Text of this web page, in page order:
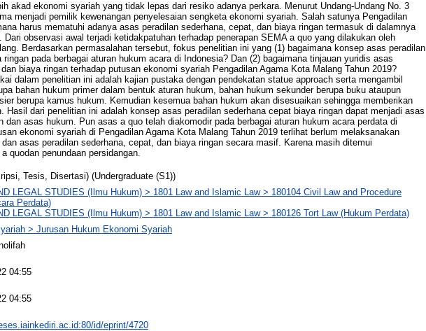
akad ekonomi syariah yang tidak lepas dari resiko adanya perkara. Menurut Undang-Undang No. 3
menjadi pemilik kewenangan penyelesaian sengketa ekonomi syariah. Salah satunya Pengadilan
harus mematuhi adanya asas peradilan sederhana, cepat, dan biaya ringan termasuk di dalamnya
Dari observasi awal terjadi ketidakpatuhan terhadap penerapan SEMA a quo yang dilakukan oleh
Berdasarkan permasalahan tersebut, fokus penelitian ini yang (1) bagaimana konsep asas peradilan
pada berbagai aturan hukum acara di Indonesia? Dan (2) bagaimana tinjauan yuridis asas
biaya ringan terhadap putusan ekonomi syariah Pengadilan Agama Kota Malang Tahun 2019?
dalam penelitian ini adalah kajian pustaka dengan pendekatan statue approach serta mengambil
bahan hukum primer dalam bentuk aturan hukum, bahan hukum sekunder berupa buku ataupun
berupa kamus hukum. Kemudian kesemua bahan hukum akan disesuaikan sehingga memberikan
Hasil dari penelitian ini adalah konsep asas peradilan sederhana cepat biaya ringan dapat menjadi asas
dan asas hukum. Pun asas a quo telah diakomodir pada berbagai aturan hukum acara perdata di
ekonomi syariah di Pengadilan Agama Kota Malang Tahun 2019 terlihat berlum melaksanakan
asas peradilan sederhana, cepat, dan biaya ringan secara masif. Karena masih ditemui
quodan penundaan persidangan.
Tesis, Disertasi) (Undergraduate (S1))
LEGAL STUDIES (Ilmu Hukum) > 1801 Law and Islamic Law > 180104 Civil Law and Procedure
Perdata)
LEGAL STUDIES (Ilmu Hukum) > 1801 Law and Islamic Law > 180126 Tort Law (Hukum Perdata)
> Jurusan Hukum Ekonomi Syariah
04:55
04:55
id/eprint/4720